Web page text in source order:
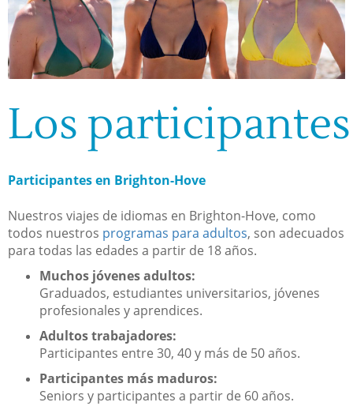
Los participantes
Participantes en Brighton-Hove
Nuestros viajes de idiomas en Brighton-Hove, como
todos nuestros programas para adultos, son adecuados
para todas las edades a partir de 18 años.
Muchos jóvenes adultos:
Graduados, estudiantes universitarios, jóvenes
profesionales y aprendices.
Adultos trabajadores:
Participantes entre 30, 40 y más de 50 años.
Participantes más maduros:
Seniors y participantes a partir de 60 años.